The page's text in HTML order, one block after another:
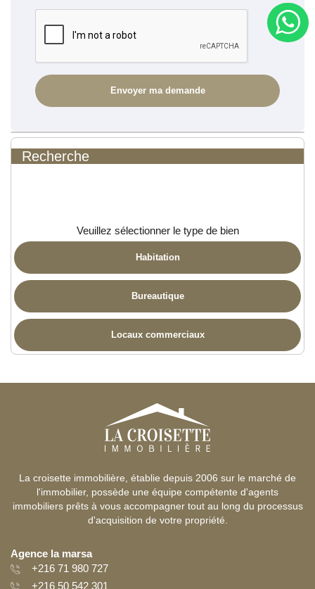
Recherche
Veuillez sélectionner le type de bien
Habitation
Bureautique
Locaux commerciaux
La croisette immobilière, établie depuis 2006 sur le marché de
l'immobilier, possède une équipe compétente d'agents
immobiliers prêts à vous accompagner tout au long du processus
d'acquisition de votre propriété.
Agence la marsa
+216 71 980 727
+216 50 542 301